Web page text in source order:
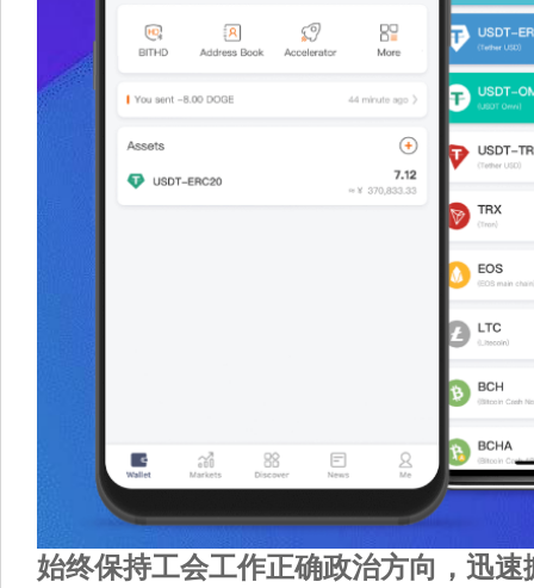
始终保持工会工作正确政治方向，迅速